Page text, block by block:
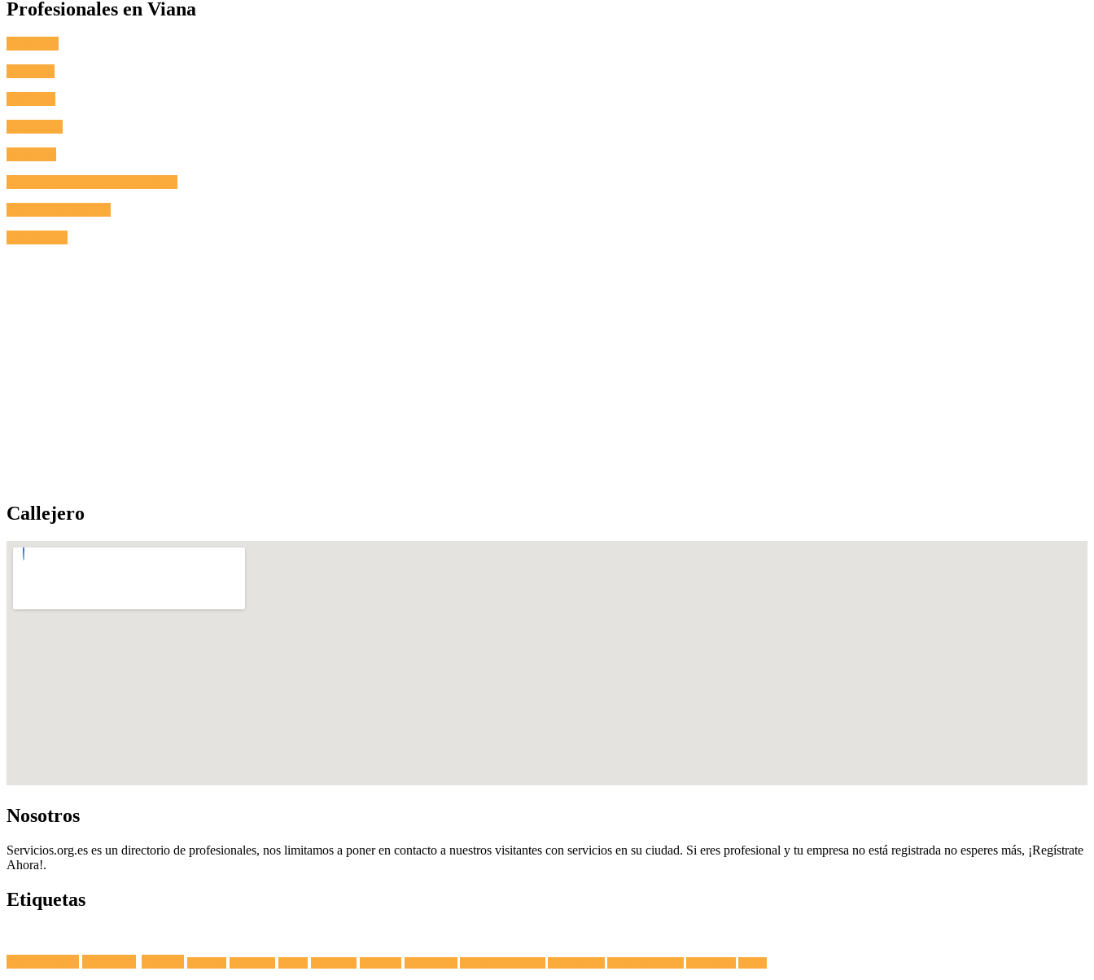
Profesionales en Viana
Callejero
Nosotros
Servicios.org.es es un directorio de profesionales, nos limitamos a poner en contacto a nuestros visitantes con servicios en su ciudad. Si eres profesional y tu empresa no está registrada no esperes más, ¡Regístrate
Ahora!.
Etiquetas